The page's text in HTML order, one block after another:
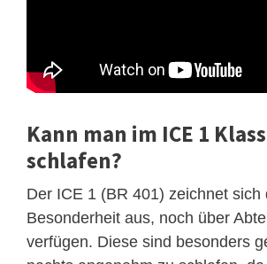
Kann man im ICE 1
schlafen?
Der ICE 1 (BR 401) zeichnet sich
Besonderheit aus, noch über
verfügen. Diese sind besonders